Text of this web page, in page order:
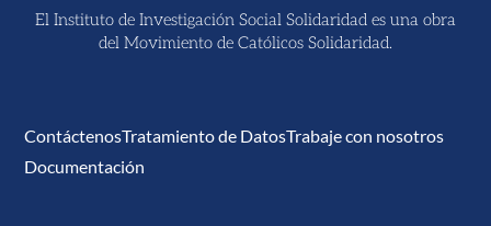
El Instituto de Investigación Social Solidaridad es una obra
del Movimiento de Católicos Solidaridad.
ContáctenosTratamiento de DatosTrabaje con nosotros
Documentación